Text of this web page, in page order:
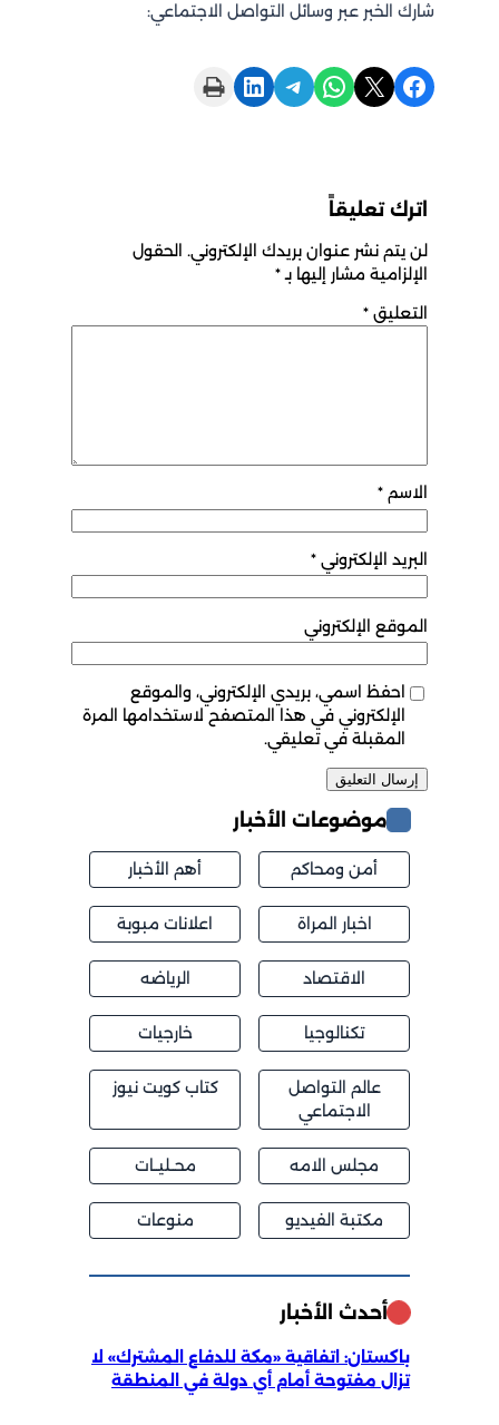
شارك الخبر عبر وسائل التواصل الاجتماعي:
Share on Facebook
Share on X
Share on WhatsApp
Share on Telegram
Share on LinkedIn
Print this Page
اترك تعليقاً
لن يتم نشر عنوان بريدك الإلكتروني. الحقول
الإلزامية مشار إليها بـ*
التعليق *
الاسم *
البريد الإلكتروني *
الموقع الإلكتروني
احفظ اسمي، بريدي الإلكتروني، والموقع
الإلكتروني في هذا المتصفح لاستخدامها المرة
المقبلة في تعليقي.
موضوعات الأخبار
أمن ومحاكم أهم الأخبار
اخبار المراة اعلانات مبوبة
الاقتصاد الرياضه
تكنالوجيا خارجيات
عالم التواصل
الاجتماعي
كتاب كويت نيوز
مجلس الامه محــليــات
مكتبة الفيديو منوعات
أحدث الأخبار
باكستان: اتفاقية «مكة للدفاع المشترك» لا
تزال مفتوحة أمام أي دولة في المنطقة